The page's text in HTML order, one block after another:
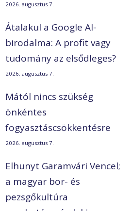
2026. augusztus 7.
Átalakul a Google AI-
birodalma: A profit vagy
tudomány az elsődleges?
2026. augusztus 7.
Mától nincs szükség
önkéntes
fogyasztáscsökkentésre
2026. augusztus 7.
Elhunyt Garamvári Vencel;
a magyar bor- és
pezsgőkultúra